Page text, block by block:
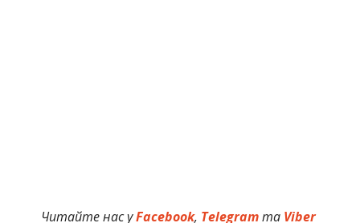
Читайте нас уFacebook, Telegramта Viber